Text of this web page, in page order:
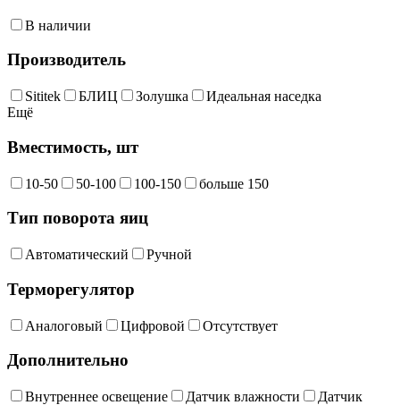
В наличии
Производитель
Sititek БЛИЦ Золушка
Идеальная наседка
Ещё
Вместимость, шт
10-50 50-100 100-150 больше 150
Тип поворота яиц
Автоматический Ручной
Терморегулятор
Аналоговый Цифровой Отсутствует
Дополнительно
Внутреннее освещение Датчик влажности
Датчик